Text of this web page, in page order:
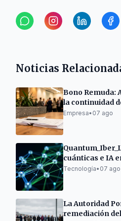
Noticias
Bono Remuda:
la continuidad
Empresa• 07 ago
cuánticas e IA
Tecnología• 07 ago
La Autoridad
remediación